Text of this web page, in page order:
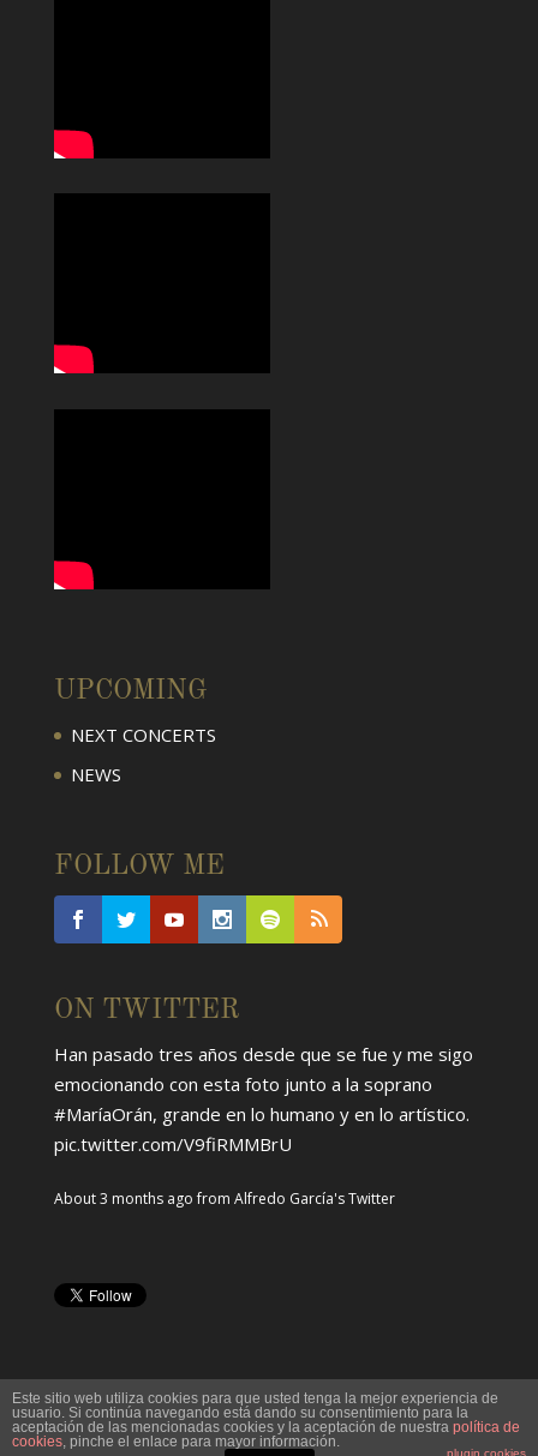
UPCOMING
NEXT CONCERTS
NEWS
FOLLOW ME
ON TWITTER
Han pasado tres años desde que se fue y me sigo
emocionando con esta foto junto a la soprano
#MaríaOrán, grande en lo humano y en lo artístico.
pic.twitter.com/V9fiRMMBrU
About 3 months agofrom Alfredo García's Twitter
Este sitio web utiliza cookies para que usted tenga la mejor experiencia de
usuario. Si continúa navegando está dando su consentimiento para la
aceptación de las mencionadas cookies y la aceptación de nuestra política de
cookies, pinche el enlace para mayor información.
plugin cookies